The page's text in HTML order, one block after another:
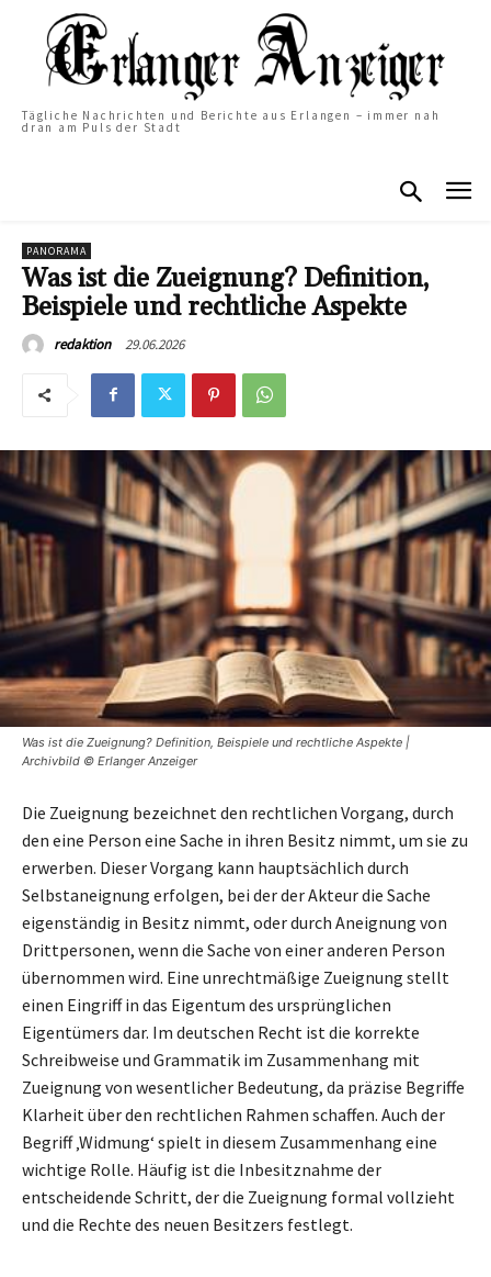
Tägliche Nachrichten und Berichte aus Erlangen – immer nah
dran am Puls der Stadt
PANORAMA
Was ist die Zueignung? Definition,
Beispiele und rechtliche Aspekte
redaktion 29.06.2026
Was ist die Zueignung? Definition, Beispiele und rechtliche Aspekte |
Archivbild © Erlanger Anzeiger
Die Zueignung bezeichnet den rechtlichen Vorgang, durch
den eine Person eine Sache in ihren Besitz nimmt, um sie zu
erwerben. Dieser Vorgang kann hauptsächlich durch
Selbstaneignung erfolgen, bei der der Akteur die Sache
eigenständig in Besitz nimmt, oder durch Aneignung von
Drittpersonen, wenn die Sache von einer anderen Person
übernommen wird. Eine unrechtmäßige Zueignung stellt
einen Eingriff in das Eigentum des ursprünglichen
Eigentümers dar. Im deutschen Recht ist die korrekte
Schreibweise und Grammatik im Zusammenhang mit
Zueignung von wesentlicher Bedeutung, da präzise Begriffe
Klarheit über den rechtlichen Rahmen schaffen. Auch der
Begriff ‚Widmung‘ spielt in diesem Zusammenhang eine
wichtige Rolle. Häufig ist die Inbesitznahme der
entscheidende Schritt, der die Zueignung formal vollzieht
und die Rechte des neuen Besitzers festlegt.